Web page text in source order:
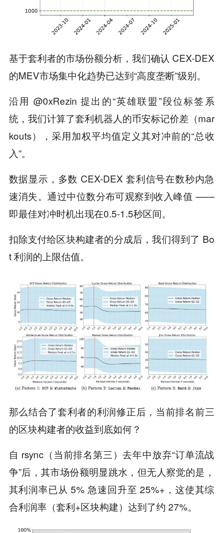
基于套利者的市场份额分析，我们确认 CEX-DEX
的MEV市场集中化趋势已达到“高度垄断”级别。
沿用 @0xRezin 提出的“英雄联盟”段位标签系
统，我们计算了套利机器人的币安标记价差（mar
kouts），采用加权平均值定义其对冲前的“总收
入”。
数据显示，多数 CEX-DEX 套利信号在数秒内急
速消失。通过中位数分布可观察到收入峰值 ——
即最佳对冲时机出现在0.5-1.5秒区间。
扣除支付给区块构建者的分成后，我们得到了 Bo
t 利润的上限估值。
那么结合了套利者的利润修正后，当前排名前三
的区块构建者的收益到底如何？
自 rsync（当前排名第三）去年中放弃“订单流战
争”后，其市场份额明显跳水，但无人察觉的是，
其利润率已从 5% 急速回升至 25%+，这使其综
合利润率（套利+区块构建）达到了约 27%。